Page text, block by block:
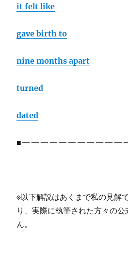
it felt like
gave birth to
nine months apart
turned
dated
※以下解説はあくまで私の見解
り、実際に執筆された方々の
ん。